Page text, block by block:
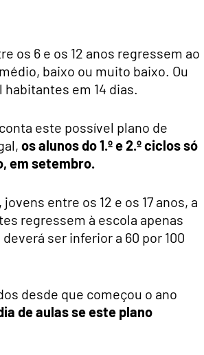
os 6 e os 12 anos regressem ao
baixo ou muito baixo. Ou
em 14 dias.
este possível plano de
os alunos do 1.º e 2.º ciclos só
em setembro.
entre os 12 e os 17 anos, a
regressem à escola apenas
ser inferior a 60 por 100
desde que começou o ano
de aulas se este plano